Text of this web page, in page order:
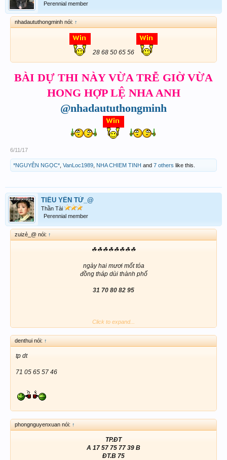
Perennial member
nhadaututhongminh nói: ↑
28 68 50 65 56
BÀI DỰ THI NÀY VỪA TRỄ GIỜ VỪA
HONG HỢP LỆ NHA ANH
@nhadaututhongminh
6/11/17
*NGUYÊN NGỌC* VanLoc1989 NHA CHIEM TINH and 7 others like this.
TIỂU YẾN TỬ_@
Thần Tài
Perennial member
zuizẻ_@ nói: ↑
☘☘☘☘☘☘☘☘
ngày hai mươi mốt tóa
đồng tháp dùi thành phố
31 70 80 82 95
Click to expand...
denthui nói: ↑
tp dt
71 05 65 57 46
phongnguyenxuan nói: ↑
TP.ĐT
A 17 57 75 77 39 B
ĐT.B 75